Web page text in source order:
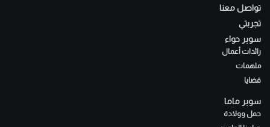
تواصل معنا
تجربتي
سوبر حواء
رائدات أعمال
ملهمات
قضايا
سوبر ماما
حمل وولادة